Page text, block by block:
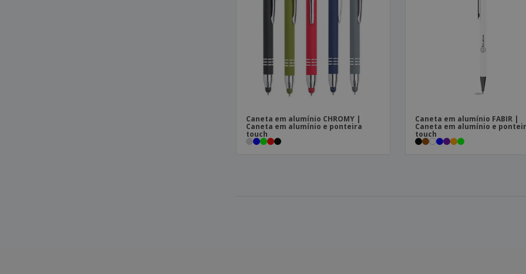
Caneta em alumínio CHROMY |
Caneta em alumínio e ponteira
touch
Caneta em alumínio FABIR |
Caneta em alumínio e
touch